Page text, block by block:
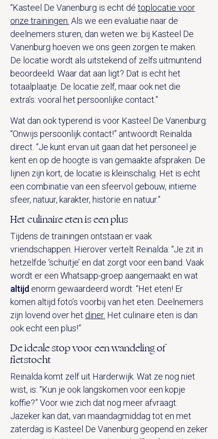
“Kasteel De Vanenburg is echt dé toplocatie voor
onze trainingen. Als we een evaluatie naar de
deelnemers sturen, dan weten we: bij Kasteel De
Vanenburg hoeven we ons geen zorgen te maken.
De locatie wordt als uitstekend of zelfs uitmuntend
beoordeeld. Waar dat aan ligt? Dat is echt het
totaalplaatje. De locatie zelf, maar ook net die
extra’s: vooral het persoonlijke contact.”
Wat dan ook typerend is voor Kasteel De Vanenburg:
“Onwijs persoonlijk contact!” antwoordt Reinalda
direct. “Je kunt ervan uit gaan dat het personeel je
kent en op de hoogte is van gemaakte afspraken. De
lijnen zijn kort, de locatie is kleinschalig. Het is echt
een combinatie van een sfeervol gebouw, intieme
sfeer, natuur, karakter, historie en natuur.”
Het culinaire eten is een plus
Tijdens de trainingen ontstaan er vaak
vriendschappen. Hierover vertelt Reinalda: “Je zit in
hetzelfde ‘schuitje’ en dat zorgt voor een band. Vaak
wordt er een Whatsapp-groep aangemaakt en wat
altijd enorm gewaardeerd wordt: “Het eten! Er
komen altijd foto’s voorbij van het eten. Deelnemers
zijn lovend over het diner. Het culinaire eten is dan
ook echt een plus!”
De ideale stop voor een wandeling of
fietstocht
Reinalda komt zelf uit Harderwijk. Wat ze nog niet
wist, is: “Kun je ook langskomen voor een kopje
koffie?” Voor wie zich dat nog meer afvraagt:
Jazeker kan dat, van maandagmiddag tot en met
zaterdag is Kasteel De Vanenburg geopend en zeker